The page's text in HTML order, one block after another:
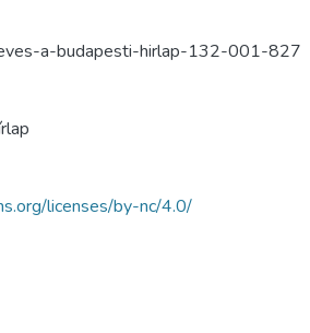
a-budapesti-hirlap-132-001-827
licenses/by-nc/4.0/